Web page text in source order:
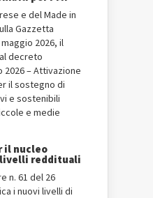
e del Made in
Gazzetta
2026, il
decreto
2026 – Attivazione
il sostegno di
e sostenibili
e medie
il nucleo
reddituali
n. 61 del 26
i nuovi livelli di